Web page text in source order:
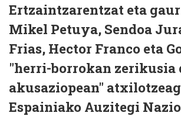
Ertzaintzarentzat eta
Mikel Petuya, Sendoa
Frias, Hector Franco eta
"herri-borrokan zerikusia
akusaziopean"
Espainiako Auzitegi